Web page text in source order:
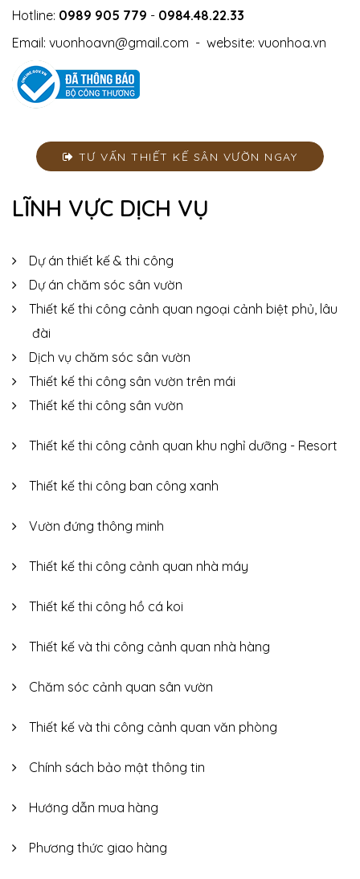
Hotline: 0989 905 779 - 0984.48.22.33
Email: vuonhoavn@gmail.com - website: vuonhoa.vn
TƯ VẤN THIẾT KẾ SÂN VƯỜN NGAY
LĨNH VỰC DỊCH VỤ
Dự án thiết kế & thi công
Dự án chăm sóc sân vườn
Thiết kế thi công cảnh quan ngoại cảnh biệt phủ, lâu
đài
Dịch vụ chăm sóc sân vườn
Thiết kế thi công sân vườn trên mái
Thiết kế thi công sân vườn
Thiết kế thi công cảnh quan khu nghỉ dưỡng - Resort
Thiết kế thi công ban công xanh
Vườn đứng thông minh
Thiết kế thi công cảnh quan nhà máy
Thiết kế thi công hồ cá koi
Thiết kế và thi công cảnh quan nhà hàng
Chăm sóc cảnh quan sân vườn
Thiết kế và thi công cảnh quan văn phòng
Chính sách bảo mật thông tin
Hướng dẫn mua hàng
Phương thức giao hàng